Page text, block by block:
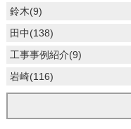
鈴木(9)
田中(138)
工事事例紹介(9)
岩崎(116)